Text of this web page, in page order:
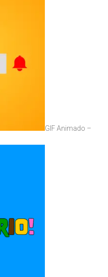
GIF Animado –